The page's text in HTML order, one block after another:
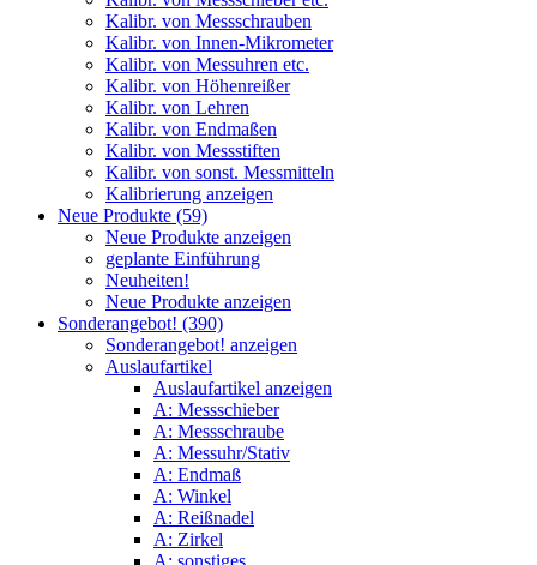
Kalibr. von Messschrauben
Kalibr. von Innen-Mikrometer
Kalibr. von Messuhren etc.
Kalibr. von Höhenreißer
Kalibr. von Lehren
Kalibr. von Endmaßen
Kalibr. von Messstiften
Kalibr. von sonst. Messmitteln
Kalibrierung anzeigen
Neue Produkte (59)
Neue Produkte anzeigen
geplante Einführung
Neuheiten!
Neue Produkte anzeigen
Sonderangebot! (390)
Sonderangebot! anzeigen
Auslaufartikel
Auslaufartikel anzeigen
A: Messschieber
A: Messschraube
A: Messuhr/Stativ
A: Endmaß
A: Winkel
A: Reißnadel
A: Zirkel
A: sonstiges